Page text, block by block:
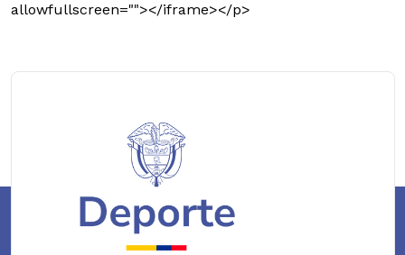
allowfullscreen=""></iframe></p>